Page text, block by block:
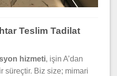
Teslim Tadilat
hizmeti, işin A’dan
süreçtir. Biz size; mimari